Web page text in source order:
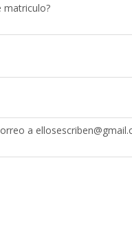
matriculo?
a